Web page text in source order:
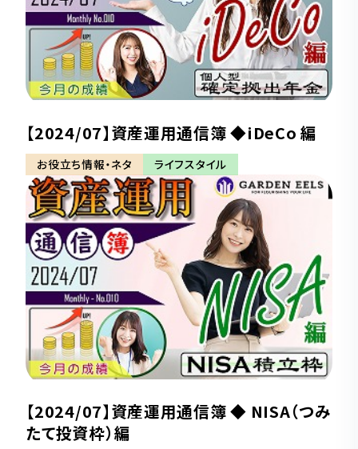
【2024/07】資産運用通信簿 ◆iDeCo 編
お役立ち情報・ネタ ライフスタイル
【2024/07】資産運用通信簿 ◆ NISA（つみ
たて投資枠）編